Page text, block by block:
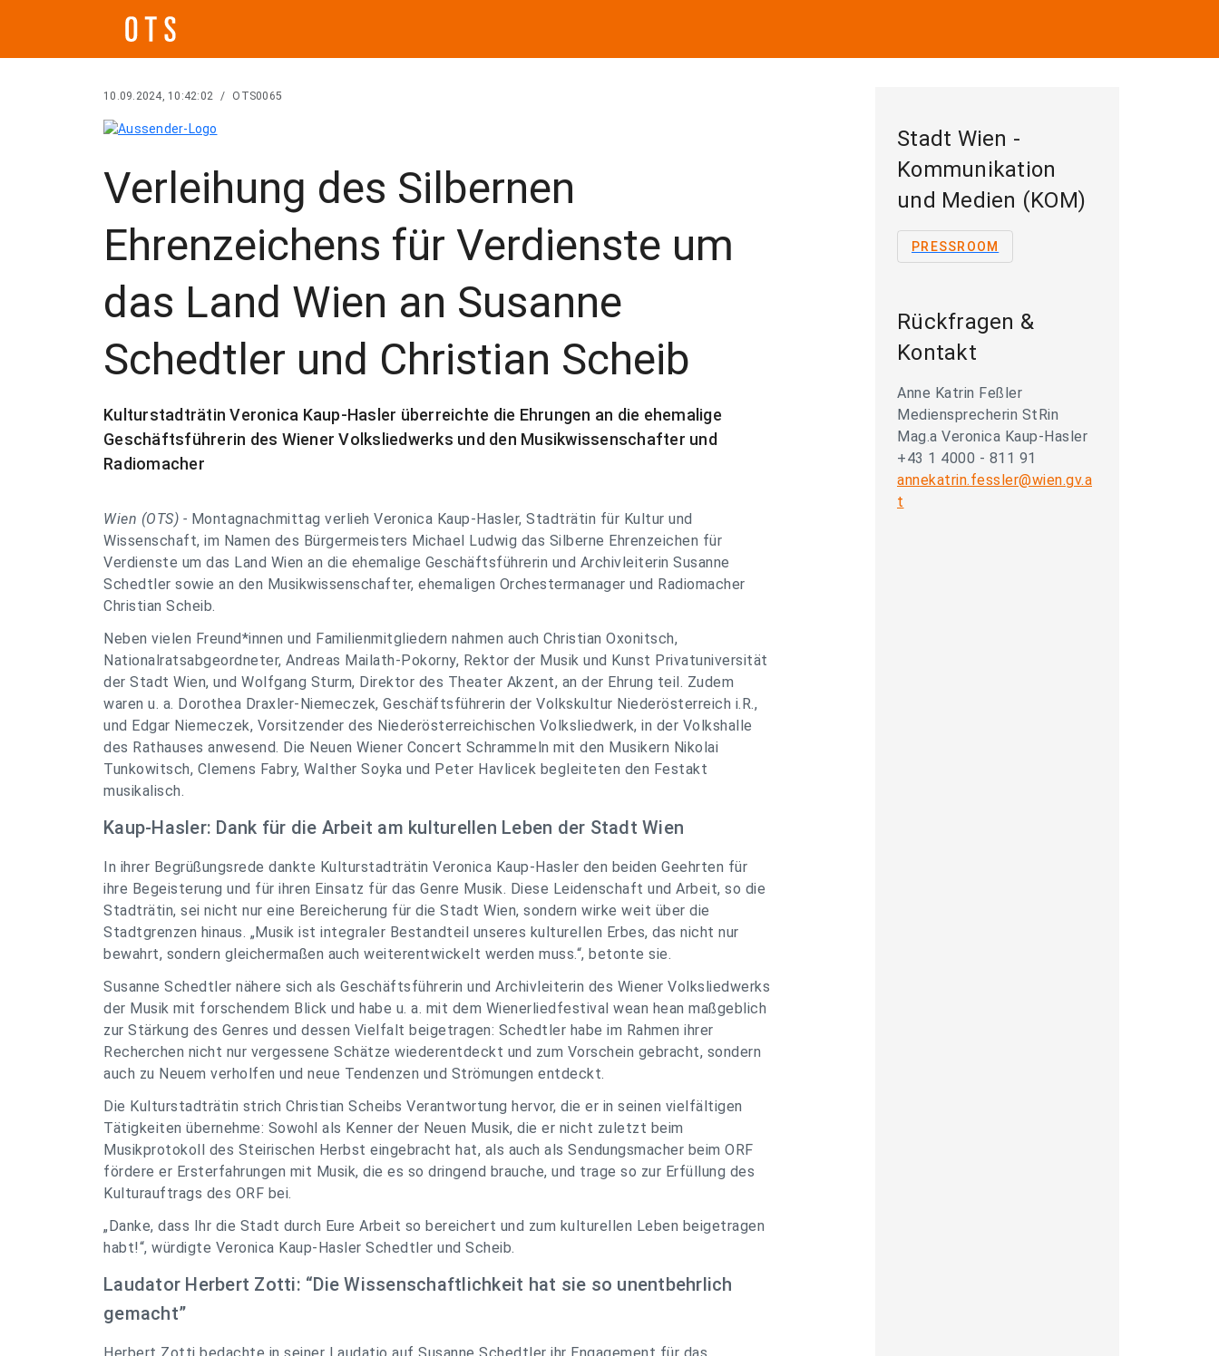
10.09.2024, 10:42:02 / OTS0065
Verleihung des Silbernen
Ehrenzeichens für Verdienste um
das Land Wien an Susanne
Schedtler und Christian Scheib
Kulturstadträtin Veronica Kaup-Hasler überreichte die Ehrungen an die ehemalige
Geschäftsführerin des Wiener Volksliedwerks und den Musikwissenschafter und
Radiomacher
Wien (OTS) - Montagnachmittag verlieh Veronica Kaup-Hasler, Stadträtin für Kultur und
Wissenschaft, im Namen des Bürgermeisters Michael Ludwig das Silberne Ehrenzeichen für
Verdienste um das Land Wien an die ehemalige Geschäftsführerin und Archivleiterin Susanne
Schedtler sowie an den Musikwissenschafter, ehemaligen Orchestermanager und Radiomacher
Christian Scheib.
Neben vielen Freund*innen und Familienmitgliedern nahmen auch Christian Oxonitsch,
Nationalratsabgeordneter, Andreas Mailath-Pokorny, Rektor der Musik und Kunst Privatuniversität
der Stadt Wien, und Wolfgang Sturm, Direktor des Theater Akzent, an der Ehrung teil. Zudem
waren u. a. Dorothea Draxler-Niemeczek, Geschäftsführerin der Volkskultur Niederösterreich i.R.,
und Edgar Niemeczek, Vorsitzender des Niederösterreichischen Volksliedwerk, in der Volkshalle
des Rathauses anwesend. Die Neuen Wiener Concert Schrammeln mit den Musikern Nikolai
Tunkowitsch, Clemens Fabry, Walther Soyka und Peter Havlicek begleiteten den Festakt
musikalisch.
Kaup-Hasler: Dank für die Arbeit am kulturellen Leben der Stadt Wien
In ihrer Begrüßungsrede dankte Kulturstadträtin Veronica Kaup-Hasler den beiden Geehrten für
ihre Begeisterung und für ihren Einsatz für das Genre Musik. Diese Leidenschaft und Arbeit, so die
Stadträtin, sei nicht nur eine Bereicherung für die Stadt Wien, sondern wirke weit über die
Stadtgrenzen hinaus. „Musik ist integraler Bestandteil unseres kulturellen Erbes, das nicht nur
bewahrt, sondern gleichermaßen auch weiterentwickelt werden muss.“, betonte sie.
Susanne Schedtler nähere sich als Geschäftsführerin und Archivleiterin des Wiener Volksliedwerks
der Musik mit forschendem Blick und habe u. a. mit dem Wienerliedfestival wean hean maßgeblich
zur Stärkung des Genres und dessen Vielfalt beigetragen: Schedtler habe im Rahmen ihrer
Recherchen nicht nur vergessene Schätze wiederentdeckt und zum Vorschein gebracht, sondern
auch zu Neuem verholfen und neue Tendenzen und Strömungen entdeckt.
Die Kulturstadträtin strich Christian Scheibs Verantwortung hervor, die er in seinen vielfältigen
Tätigkeiten übernehme: Sowohl als Kenner der Neuen Musik, die er nicht zuletzt beim
Musikprotokoll des Steirischen Herbst eingebracht hat, als auch als Sendungsmacher beim ORF
fördere er Ersterfahrungen mit Musik, die es so dringend brauche, und trage so zur Erfüllung des
Kulturauftrags des ORF bei.
„Danke, dass Ihr die Stadt durch Eure Arbeit so bereichert und zum kulturellen Leben beigetragen
habt!“, würdigte Veronica Kaup-Hasler Schedtler und Scheib.
Laudator Herbert Zotti: “Die Wissenschaftlichkeit hat sie so unentbehrlich
gemacht”
Stadt Wien -
Kommunikation
und Medien (KOM)
PRESSROOM
Rückfragen &
Kontakt
Anne Katrin Feßler
Mediensprecherin StRin
Mag.a Veronica Kaup-Hasler
+43 1 4000 - 811 91
annekatrin.fessler@wien.gv.a
t